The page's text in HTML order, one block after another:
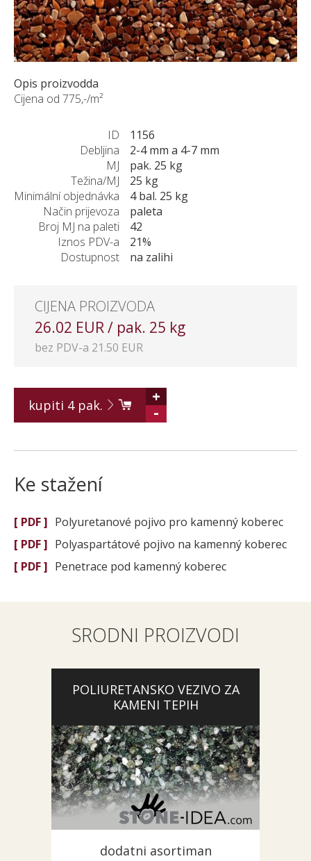
NARUDŽBE PO MJERI
O NAMA
NOVI PROIZVODI
SHOWROOM
BLOG
Opis proizvodda
Cijena od 775,-/m²
ID
1156
Debljina
2-4 mm a 4-7 mm
MJ
pak. 25 kg
Težina/MJ
25 kg
Minimální objednávka
4 bal. 25 kg
Način prijevoza
paleta
Broj MJ na paleti
42
Iznos PDV-a
21%
Dostupnost
na zalihi
CIJENA PROIZVODA
26.02 EUR / pak. 25 kg
bez PDV-a 21.50 EUR
kupiti 4pak.
+
-
Ke stažení
[ PDF ] Polyuretanové pojivo pro kamenný koberec
[ PDF ] Polyaspartátové pojivo na kamenný koberec
[ PDF ] Penetrace pod kamenný koberec
SRODNI PROIZVODI
POLIURETANSKO VEZIVO ZA
KAMENI TEPIH
dodatni asortiman